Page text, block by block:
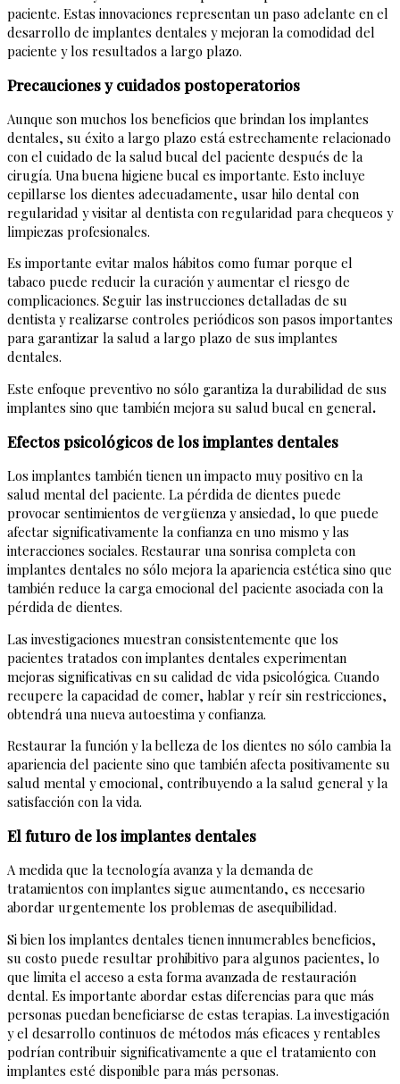
paciente. Estas innovaciones representan un paso adelante en el
desarrollo de implantes dentales y mejoran la comodidad del
paciente y los resultados a largo plazo.
Precauciones y cuidados postoperatorios
Aunque son muchos los beneficios que brindan los implantes
dentales, su éxito a largo plazo está estrechamente relacionado
con el cuidado de la salud bucal del paciente después de la
cirugía. Una buena higiene bucal es importante. Esto incluye
cepillarse los dientes adecuadamente, usar hilo dental con
regularidad y visitar al dentista con regularidad para chequeos y
limpiezas profesionales.
Es importante evitar malos hábitos como fumar porque el
tabaco puede reducir la curación y aumentar el riesgo de
complicaciones. Seguir las instrucciones detalladas de su
dentista y realizarse controles periódicos son pasos importantes
para garantizar la salud a largo plazo de sus implantes
dentales.
Este enfoque preventivo no sólo garantiza la durabilidad de sus
implantes sino que también mejora su salud bucal en general.
Efectos psicológicos de los implantes dentales
Los implantes también tienen un impacto muy positivo en la
salud mental del paciente. La pérdida de dientes puede
provocar sentimientos de vergüenza y ansiedad, lo que puede
afectar significativamente la confianza en uno mismo y las
interacciones sociales. Restaurar una sonrisa completa con
implantes dentales no sólo mejora la apariencia estética sino que
también reduce la carga emocional del paciente asociada con la
pérdida de dientes.
Las investigaciones muestran consistentemente que los
pacientes tratados con implantes dentales experimentan
mejoras significativas en su calidad de vida psicológica. Cuando
recupere la capacidad de comer, hablar y reír sin restricciones,
obtendrá una nueva autoestima y confianza.
Restaurar la función y la belleza de los dientes no sólo cambia la
apariencia del paciente sino que también afecta positivamente su
salud mental y emocional, contribuyendo a la salud general y la
satisfacción con la vida.
El futuro de los implantes dentales
A medida que la tecnología avanza y la demanda de
tratamientos con implantes sigue aumentando, es necesario
abordar urgentemente los problemas de asequibilidad.
Si bien los implantes dentales tienen innumerables beneficios,
su costo puede resultar prohibitivo para algunos pacientes, lo
que limita el acceso a esta forma avanzada de restauración
dental. Es importante abordar estas diferencias para que más
personas puedan beneficiarse de estas terapias. La investigación
y el desarrollo continuos de métodos más eficaces y rentables
podrían contribuir significativamente a que el tratamiento con
implantes esté disponible para más personas.